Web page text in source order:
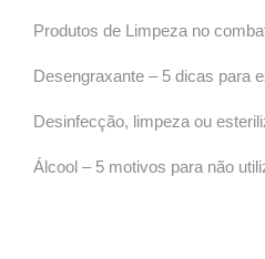
Produtos de Limpeza no
Desengraxante – 5 dicas para
Desinfecção, limpeza ou
Álcool – 5 motivos para não